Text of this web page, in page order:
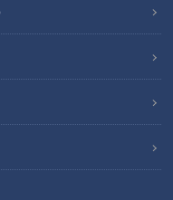
め